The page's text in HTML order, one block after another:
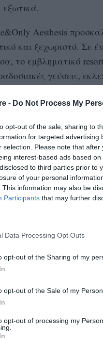
- Do Not Process My
opt-out of the sale, sharing to
for targeted
selection. Please note that
interest-based ads based
to third parties prior to
of your personal
This information may also be
Participants that may further
Data Processing Opt Outs
opt-out of the Sharing of my
opt-out of the Sale of my
opt-out of processing my
Aesthesis
και ξεχωριστό. Σε
το εμβληματικό
γεύσεις,
το σώμα και το
μέχρι
Πάσχα στο